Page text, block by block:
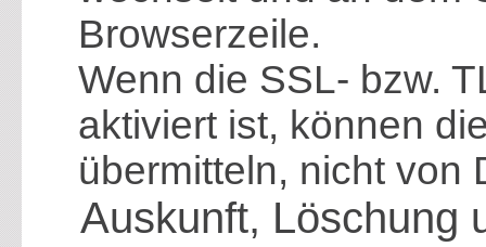
Browserzeile.
Wenn die SSL- bzw.
aktiviert ist, können
übermitteln, nicht von
Auskunft, Löschung